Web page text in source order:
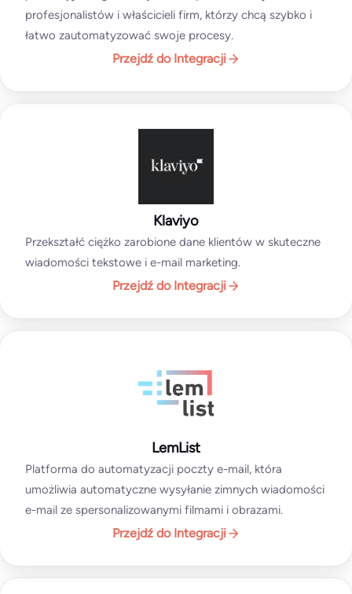
profesjonalistów i właścicieli firm, którzy chcą szybko i
łatwo zautomatyzować swoje procesy.
Przejdź do Integracji
Klaviyo
Przekształć ciężko zarobione dane klientów w skuteczne
wiadomości tekstowe i e-mail marketing.
Przejdź do Integracji
LemList
Platforma do automatyzacji poczty e-mail, która
umożliwia automatyczne wysyłanie zimnych wiadomości
e-mail ze spersonalizowanymi filmami i obrazami.
Przejdź do Integracji